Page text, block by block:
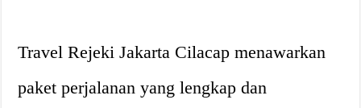
Travel Rejeki Jakarta Cilacap menawarkan
paket perjalanan yang lengkap dan